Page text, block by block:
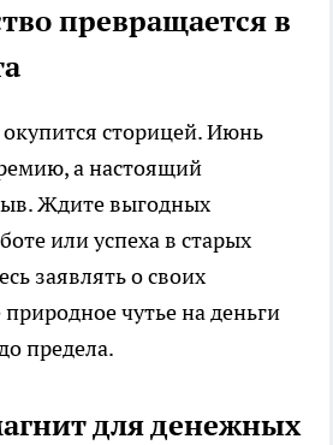
превращается в
сторицей. Июнь
а настоящий
Ждите выгодных
или успеха в старых
заявлять о своих
чутье на деньги
предела.
для денежных